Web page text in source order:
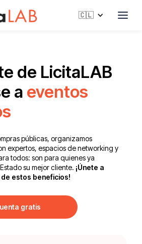
🇨🇱
de LicitaLAB
a eventos
públicas, organizamos
expertos, espacios de networking y
todos: son para quienes ya
su mejor cliente. ¡Únete a
estos beneficios!
gratis